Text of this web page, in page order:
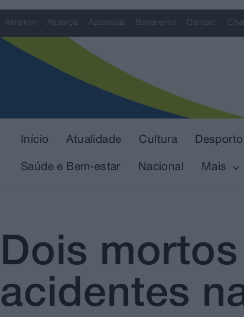
Almeirim Alpiarça Azambuja Benavente Cartaxo
Início Atualidade Cultura Desporto
Saúde e Bem-estar Nacional Mais
Dois
acidentes